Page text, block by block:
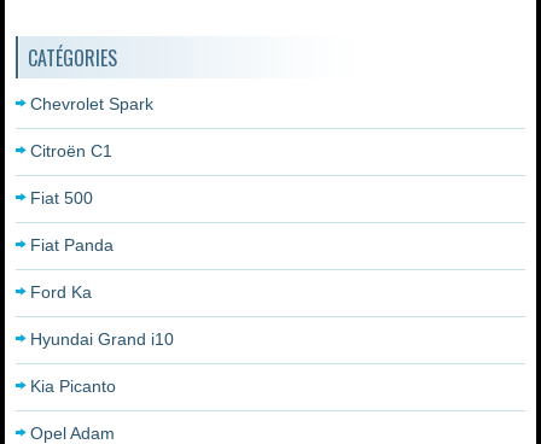
CATÉGORIES
Chevrolet Spark
Citroën C1
Fiat 500
Fiat Panda
Ford Ka
Hyundai Grand i10
Kia Picanto
Opel Adam